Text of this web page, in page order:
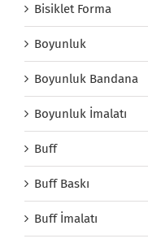
Bisiklet Forma
Boyunluk
Boyunluk Bandana
Boyunluk İmalatı
Buff
Buff Baskı
Buff İmalatı